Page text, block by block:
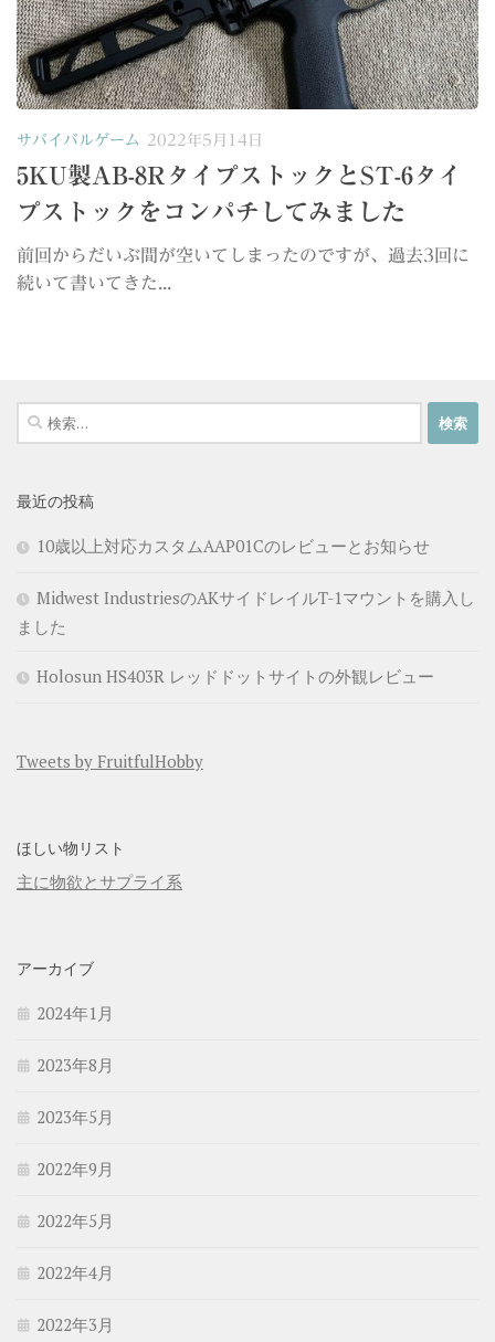
サバイバルゲーム 2022年5月14日
5KU製AB-8RタイプストックとST-6タイ
プストックをコンパチしてみました
前回からだいぶ間が空いてしまったのですが、過去3回に
続いて書いてきた...
検
索:
最近の投稿
10歳以上対応カスタムAAP01Cのレビューとお知らせ
Midwest IndustriesのAKサイドレイルT-1マウントを購入し
ました
Holosun HS403R レッドドットサイトの外観レビュー
Tweets by FruitfulHobby
ほしい物リスト
主に物欲とサプライ系
アーカイブ
2024年1月
2023年8月
2023年5月
2022年9月
2022年5月
2022年4月
2022年3月